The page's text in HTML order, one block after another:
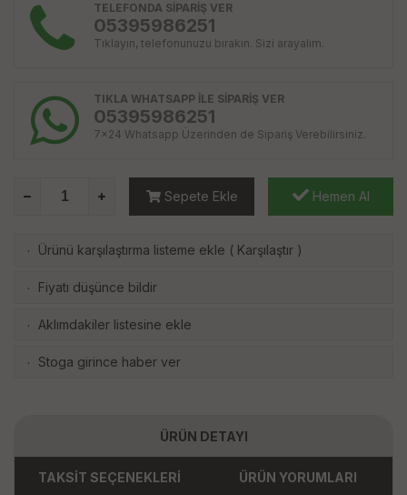
TELEFONDA SİPARİŞ VER
05395986251
Tıklayın, telefonunuzu bırakın. Sizi arayalım.
TIKLA WHATSAPP İLE SİPARİŞ VER
05395986251
7x24 Whatsapp Üzerinden de Sipariş Verebilirsiniz.
Sepete Ekle Hemen Al
· Ürünü karşılaştırma listeme ekle ( Karşılaştır )
· Fiyatı düşünce bildir
· Aklımdakiler listesine ekle
· Stoga girince haber ver
ÜRÜN DETAYI
TAKSİT SEÇENEKLERİ ÜRÜN YORUMLARI